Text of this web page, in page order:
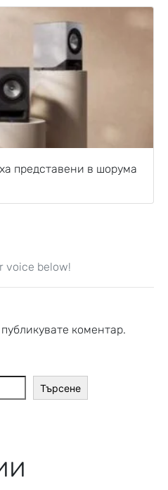
представени в шорума
voice below!
публикувате коментар.
Търсене